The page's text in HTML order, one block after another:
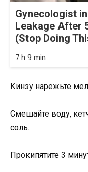
Gynecologist
Leakage After
(Stop Doing
7 h 9 min
Кинзу нарежьте
Смешайте воду,
соль.
Прокипятите 3